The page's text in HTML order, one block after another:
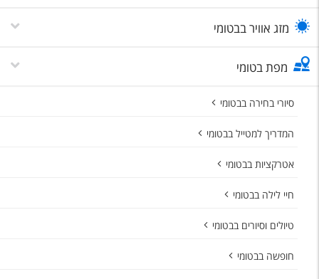
מזג אוויר בבטומי
מפת בטומי
סיורי בחירה בבטומי
המדריך למטייל בבטומי
אטרקציות בבטומי
חיי לילה בבטומי
טיולים וסיורים בבטומי
חופשה בבטומי